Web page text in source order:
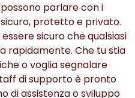
parlare con i
protetto e privato.
sicuro che qualsiasi
rapidamente. Che tu stia
o voglia segnalare
di supporto è pronto
di assistenza o sviluppo